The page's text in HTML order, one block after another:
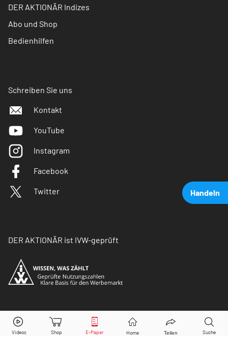
Handeln
Nestlé Aktie jetzt handeln?
DER AKTIONÄR Indizes
Abo und Shop
Bedienhilfen
Schreiben Sie uns
Kontakt
YouTube
Instagram
Facebook
Twitter
DER AKTIONÄR ist IVW-geprüft
© Copyright 2026 Börsenmedien AG. Alle Rechte